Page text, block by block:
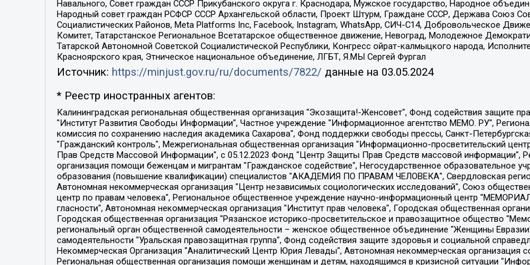
Навального, Совет граждан СССР Прикубанского округа г. Краснодара, Мужское государство, Народное
Народный совет граждан РСФСР СССР Архангельской области, Проект Штурм, Граждане СССР, Держава Союз
Социалистических Районов, Meta Platforms Inc, Facebook, Instagram, WhatsApp, СИЧ-С14, Добровольческое
Комитет, Татарстанское Региональное Всетатарское общественное движение, Невоград, Молодежное
Татарской Автономной Советской Социалистической Республики, Конгресс ойрат-калмыцкого народа,
Красноярского края, Этническое национальное объединение, ЛГБТ, Я.МЫ Сергей Фургал
Источник: https://minjust.gov.ru/ru/documents/7822/ данные на 03.05.2024
* Реестр иностранных агентов:
Калининградская региональная общественная организация "Экозащита!-Женсовет", Фонд содействия защите прав и свобод граждан "Общественный вердикт", Фонд "Институт Развития Свободы Информации", Частное учреждение "Информационное агентство МЕМО. РУ", Региональная общественная организация "Общественная комиссия по сохранению наследия академика Сахарова", Фонд поддержки свободы прессы, Санкт-Петербургская общественная правозащитная организация "Гражданский контроль", Межрегиональная общественная организация "Информационно-просветительский центр "Мемориал", Региональный Фонд "Центр Защиты Прав Средств Массовой Информации", с 05.12.2023 Фонд "Центр Защиты Прав Средств массовой информации", Региональная общественная благотворительная организация помощи беженцам и мигрантам "Гражданское содействие", Негосударственное образовательное учреждение дополнительного профессионального образования (повышение квалификации) специалистов "АКАДЕМИЯ ПО ПРАВАМ ЧЕЛОВЕКА", Свердловская региональная общественная организация "Сутяжник", Автономная некоммерческая организация "Центр независимых социологических исследований", Союз общественных объединений "Российский исследовательский центр по правам человека", Региональное общественное учреждение научно-информационный центр "МЕМОРИАЛ", Некоммерческая организация "Фонд защиты гласности", Автономная некоммерческая организация "Институт прав человека", Городская общественная организация "Екатеринбургское общество "МЕМОРИАЛ", Городская общественная организация "Рязанское историко-просветительское и правозащитное общество "Мемориал" (Рязанский Мемориал), Челябинский региональный орган общественной самодеятельности – женское общественное объединение "Женщины Евразии", Челябинский региональный орган общественной самодеятельности "Уральская правозащитная группа", Фонд содействия защите здоровья и социальной справедливости имени Андрея Рылькова, Автономная Некоммерческая Организация "Аналитический Центр Юрия Левады", Автономная некоммерческая организация социальной поддержки населения "Проект Апрель", Региональная общественная организация помощи женщинам и детям, находящимся в кризисной ситуации "Информационно-методический центр "Анна", Фонд содействия развитию массовых коммуникаций и правовому просвещению "Так-так-Так", Фонд содействия устойчивому развитию "Серебряная тайга", Свердловский региональный общественный фонд социальных проектов "Новое время", "Idel.Реалии", Кавказ.Реалии, Крым.Реалии, Телеканал Настоящее Время, Татаро-башкирская служба Радио Свобода (Azatliq Radiosi), Радио Свободная Европа/Радио Свобода (PCE/PC), "Сибирь.Реалии", "Фактограф", Благотворительный фонд помощи осужденным и их семьям, Автономная некоммерческая организация "Институт глобализации и социальных движений", Фонд "В защиту прав заключенных", Частное учреждение "Центр поддержки и содействия развитию средств массовой информации", Пензенский региональный общественный благотворительный фонд "Гражданский союз", "Север.Реалии", Некоммерческая организация Фонд "Правовая инициатива", Общество с ограниченной ответственностью "Радио Свободная Европа/Радио Свобода", Чешское информационное агентство "MEDIUM-ORIENT", Красноярская региональная общественная организация "Мы против СПИДа", Камалягин Денис Николаевич, Маркелов Сергей Евгеньевич, Пономарев Лев Александрович, Савицкая Людмила Алексеевна, Автономная некоммерческая организация "Центр по работе с проблемой насилия "НАСИЛИЮ.НЕТ", Межрегиональный профессиональный союз работников здравоохранения "Альянс врачей", Юридическое лицо, зарегистрированное в Латвийской Республике, SIA "Medusa Project" (регистрационный номер 40103797863, дата регистрации 10.06.2014), Некоммерческая организация "Фонд по борьбе с коррупцией", Автономная некоммерческая организация "Институт права и публичной политики", Баданин Роман Сергеевич, Гликин Максим Александрович, Железнова Мария Михайловна, Лукьянова Юлия Сергеевна, Маетная Елизавета Витальевна, Маняхин Петр Борисович, Чуракова Ольга Владимировна, Ярош Юлия Петровна, Юридическое лицо "The Insider SIA", зарегистрированное в Риге, Латвийская Республика (дата регистрации 26.06.2015), являющееся администратором доменного имени интернет-издания "The Insider SIA", https://theins.ru, Постернак Алексей Евгеньевич, Рубин Михаил Аркадьевич, Анин Роман Александрович, Юридическое лицо Istories fonds, зарегистрированное в Латвийской Республике (регистрационный номер 50008295751, дата регистрации 24.02.2020), Великовский Дмитрий Александрович, Долинина Ирина Николаевна, Мароховская Алеся Алексеевна, Шлейнов Роман Юрьевич, Шмагун Олеся Валентиновна, Общество с ограниченной ответственностью "Альтаир 2021", Общество с ограниченной ответственностью "Вега 2021", Общество с ограниченной ответственностью "Главный редактор 2021", Общество с ограниченной ответственностью "Ромашки монолит", Важенков Артем Валерьевич, Ивановская областная общественная организация "Центр гендерных исследований", Гурман Юрий Альбертович, Медиапроект "ОВД-Инфо", Егоров Владимир Владимирович, Жилинский Владимир Александрович, Общество с ограниченной ответственностью "ЗП", Иванова София Юрьевна, Карезина Инна Павловна, Кильтау Екатерина Викторовна, Петров Алексей Викторович, Пискунов Сергей Евгеньевич, Смирнов Сергей Сергеевич, Тихонов Михаил Сергеевич, Общество с ограниченной ответственностью "ЖУРНАЛИСТ-ИНОСТРАННЫЙ АГЕНТ", Арапова Галина Юрьевна, Вольтская Татьяна Анатольевна, Американская компания "Mason G.E.S. Anonymous Foundation" (США), являющаяся владельцем интернет-издания https://mnews.world/, Компания "Stichting Bellingcat", зарегистрированная в Нидерландах (дата регистрации 11.07.2018), Захаров Андрей Вячеславович, Клепиковская Екатерина Дмитриевна, Общество с ограниченной ответственностью "МЕМО", Перл Роман Александрович, Симонов Евгений Алексеевич, Соловьева Елена Анатольевна, Сотников Даниил Владимирович, Сурначева Елизавета Дмитриевна, Автономная некоммерческая организация по защите прав человека и информированию населения "Якутия – Наше Мнение", Общество с ограниченной ответственностью "Москоу диджитал медиа", с 26.01.2023 Общество с ограниченной ответственностью "Чайка Белые сады", Ветошкина Валерия Валерьевна, Заговора Максим Александрович, Межрегиональное общественное движение "Российская ЛГБТ - сеть", Оленичев Максим Владимирович, Павлов Иван Юрьевич, Скворцова Елена Сергеевна, Общество с ограниченной ответственностью "Как бы инагент", Кочетков Игорь Викторович, Общество с ограниченной ответственностью "Честные выборы", Еланчик Олег Александрович, Общество с ограниченной ответственностью "Нобелевский призыв", Гималова Регина Эмилевна, Григорьев Андрей Валерьевич, Григорьева Алина Александровна, Ассоциация по содействию защите прав призывников, альтернативнослужащих и военнослужащих "Правозащитная группа